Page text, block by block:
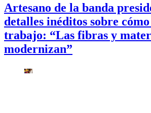
Artesano de la banda
detalles inéditos sobre
trabajo: “Las fibras y
modernizan”